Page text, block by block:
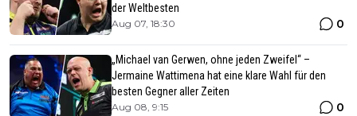
der Weltbesten
Aug 07, 18:30 0
„Michael van Gerwen, ohne jeden Zweifel“ –
Jermaine Wattimena hat eine klare Wahl für den
besten Gegner aller Zeiten
Aug 08, 9:15 0